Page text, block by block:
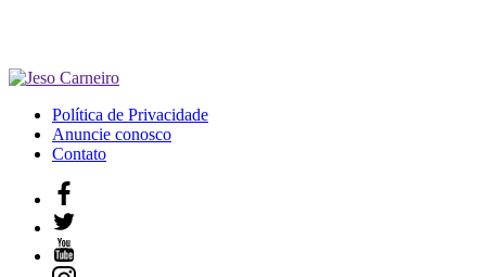
Política de Privacidade
Anuncie conosco
Contato